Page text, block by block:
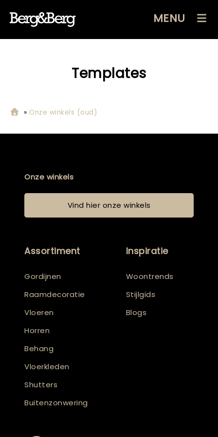
MENU
Templates
» Onze winkels (oud)
Onze winkels
Vind hier onze winkels
Assortiment
Gordijnen
Raamdecoratie
Vloeren
Horren
Behang
Vloerkleden
Shutters
Buitenzonwering
Inspiratie
Woontrends
Stijlgids
Blogs